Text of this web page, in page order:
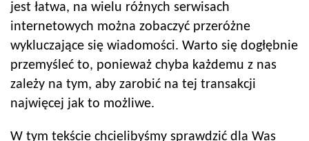
jest łatwa, na wielu różnych serwisach
internetowych można zobaczyć przeróżne
wykluczające się wiadomości. Warto się dogłębnie
przemyśleć to, ponieważ chyba każdemu z nas
zależy na tym, aby zarobić na tej transakcji
najwięcej jak to możliwe.
W tym tekście chcielibyśmy sprawdzić dla Was